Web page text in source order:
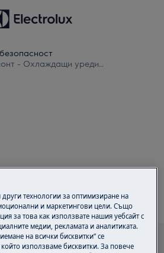
- Охлаждащи уреди
и
нашите помощни статии
технологии за оптимизиране на
и маркетингови цели. Също
за това как използвате нашия уебсайт с
медии, рекламата и аналитиката.
на всички бисквитки“ се
който използваме бисквитки. За повече